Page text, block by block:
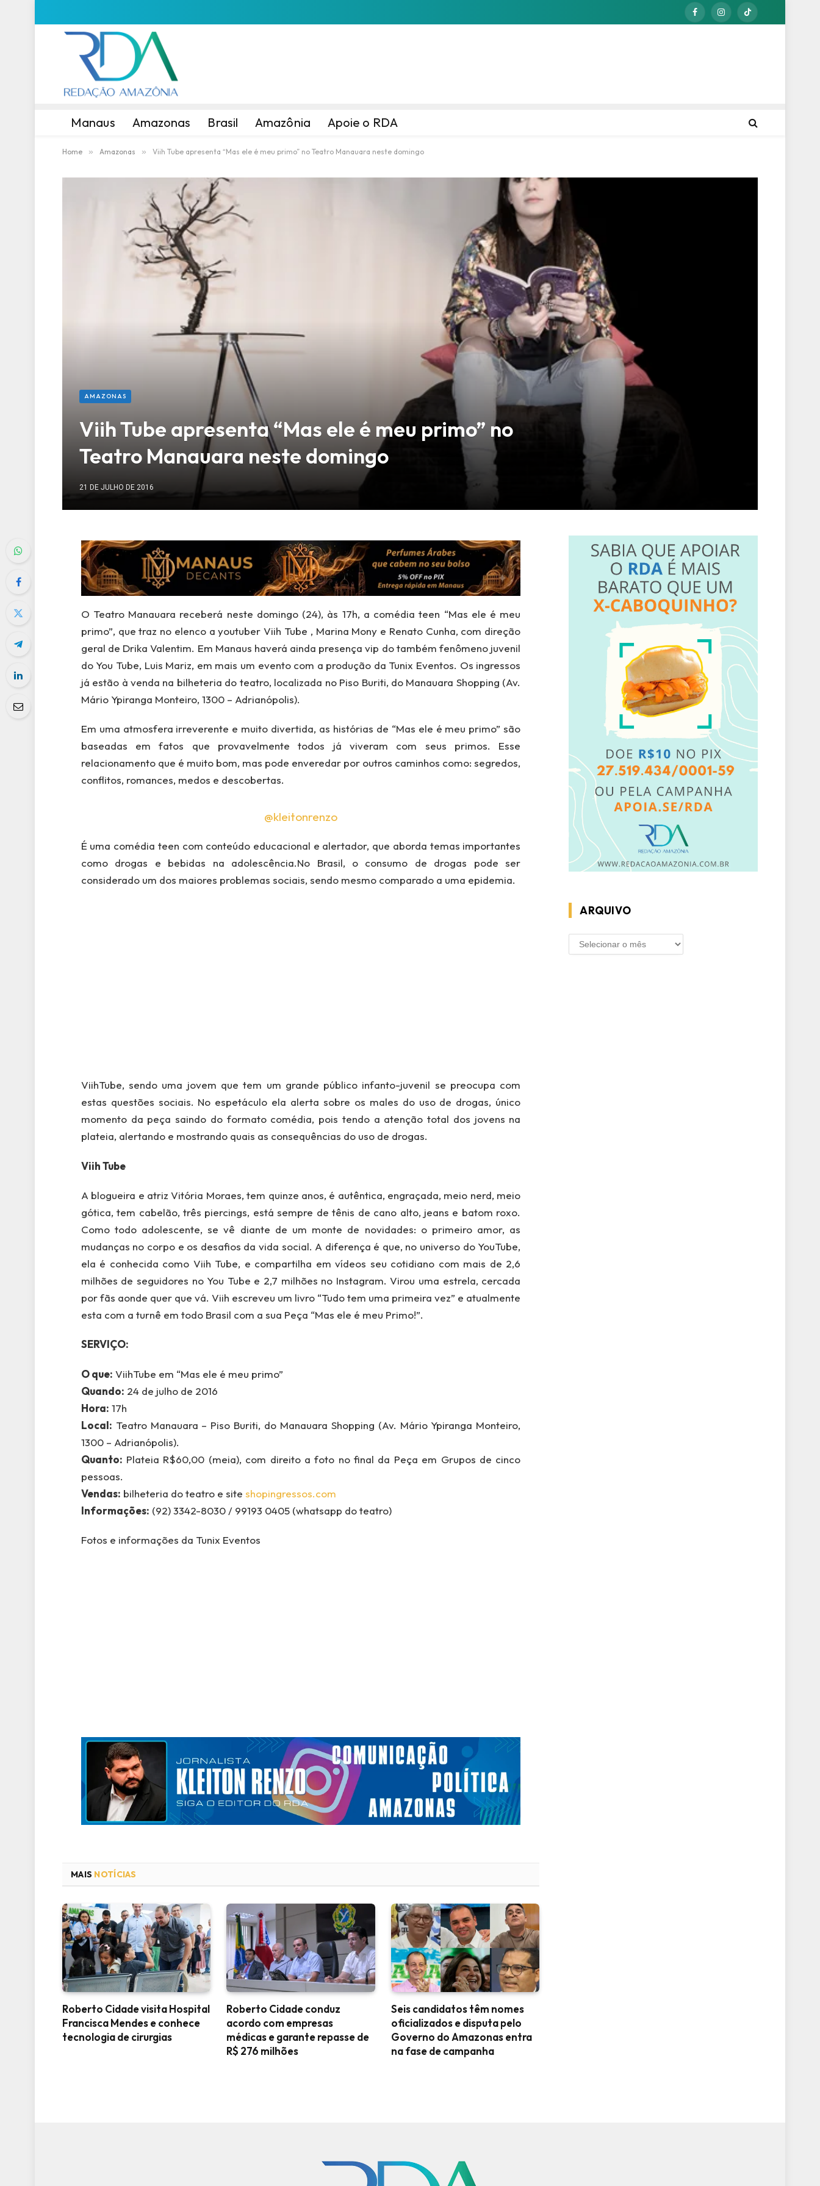
FacebookInstagramTikTok
Manaus Amazonas Brasil Amazônia Apoie o RDA
Home » Amazonas » Viih Tube apresenta “Mas ele é meu primo” no Teatro Manauara neste domingo
AMAZONAS
Viih Tube apresenta “Mas ele é meu primo” no
Teatro Manauara neste domingo
21 DE JULHO DE 2016
O Teatro Manauara receberá neste domingo (24), às 17h, a comédia teen “Mas ele é meu
primo”, que traz no elenco a youtuber Viih Tube , Marina Mony e Renato Cunha, com direção
geral de Drika Valentim. Em Manaus haverá ainda presença vip do também fenômeno juvenil
do You Tube, Luis Mariz, em mais um evento com a produção da Tunix Eventos. Os ingressos
já estão à venda na bilheteria do teatro, localizada no Piso Buriti, do Manauara Shopping (Av.
Mário Ypiranga Monteiro, 1300 – Adrianópolis).
Em uma atmosfera irreverente e muito divertida, as histórias de “Mas ele é meu primo” são
baseadas em fatos que provavelmente todos já viveram com seus primos. Esse
relacionamento que é muito bom, mas pode enveredar por outros caminhos como: segredos,
conflitos, romances, medos e descobertas.
@kleitonrenzo
É uma comédia teen com conteúdo educacional e alertador, que aborda temas importantes
como drogas e bebidas na adolescência.No Brasil, o consumo de drogas pode ser
considerado um dos maiores problemas sociais, sendo mesmo comparado a uma epidemia.
ViihTube, sendo uma jovem que tem um grande público infanto-juvenil se preocupa com
estas questões sociais. No espetáculo ela alerta sobre os males do uso de drogas, único
momento da peça saindo do formato comédia, pois tendo a atenção total dos jovens na
plateia, alertando e mostrando quais as consequências do uso de drogas.
Viih Tube
A blogueira e atriz Vitória Moraes, tem quinze anos, é autêntica, engraçada, meio nerd, meio
gótica, tem cabelão, três piercings, está sempre de tênis de cano alto, jeans e batom roxo.
Como todo adolescente, se vê diante de um monte de novidades: o primeiro amor, as
mudanças no corpo e os desafios da vida social. A diferença é que, no universo do YouTube,
ela é conhecida como Viih Tube, e compartilha em vídeos seu cotidiano com mais de 2,6
milhões de seguidores no You Tube e 2,7 milhões no Instagram. Virou uma estrela, cercada
por fãs aonde quer que vá. Viih escreveu um livro “Tudo tem uma primeira vez” e atualmente
esta com a turnê em todo Brasil com a sua Peça “Mas ele é meu Primo!”.
SERVIÇO:
O que: ViihTube em “Mas ele é meu primo”
Quando: 24 de julho de 2016
Hora: 17h
Local: Teatro Manauara – Piso Buriti, do Manauara Shopping (Av. Mário Ypiranga Monteiro,
1300 – Adrianópolis).
Quanto: Plateia R$60,00 (meia), com direito a foto no final da Peça em Grupos de cinco
pessoas.
Vendas: bilheteria do teatro e site shopingressos.com
Informações: (92) 3342-8030 / 99193 0405 (whatsapp do teatro)
Fotos e informações da Tunix Eventos
MAIS NOTÍCIAS
Roberto Cidade visita Hospital
Francisca Mendes e conhece
tecnologia de cirurgias
Roberto Cidade conduz
acordo com empresas
médicas e garante repasse de
R$ 276 milhões
Seis candidatos têm nomes
oficializados e disputa pelo
Governo do Amazonas entra
na fase de campanha
ARQUIVO
ARQUIVO